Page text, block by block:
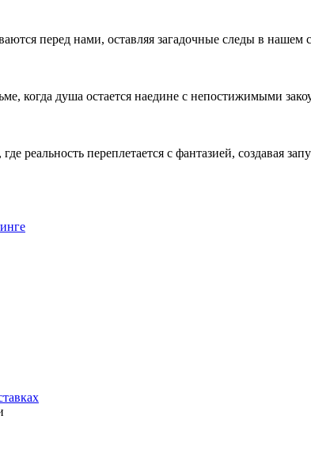
перед нами, оставляя загадочные следы в
когда душа остается наедине с непостижимыми
реальность переплетается с фантазией, создавая